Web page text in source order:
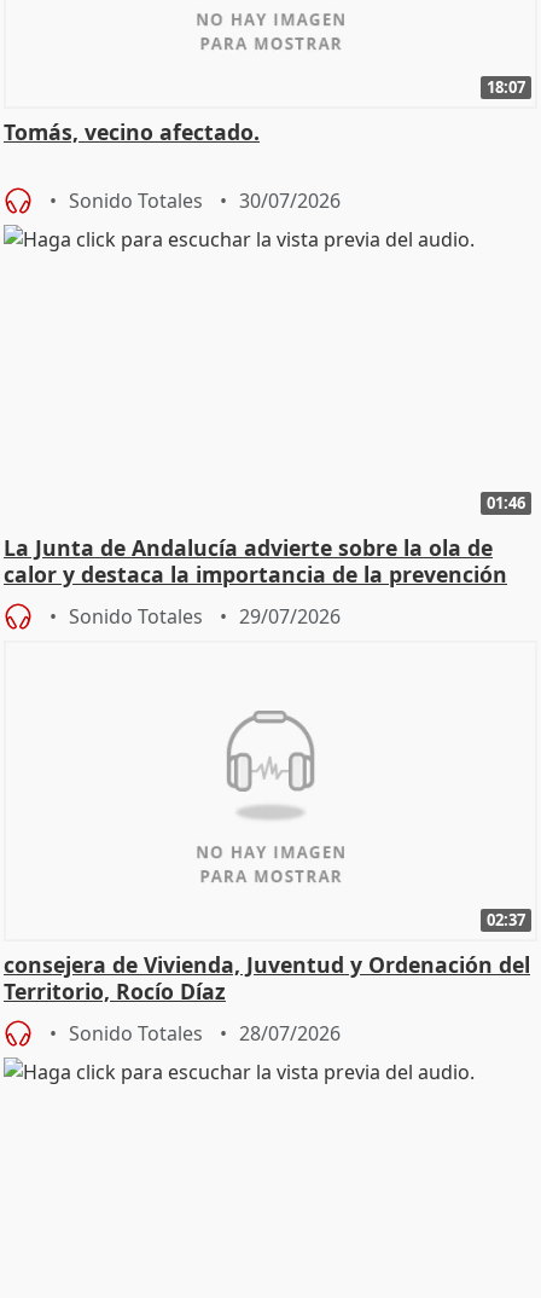
18:07
Tomás, vecino afectado.
Sonido Totales 30/07/2026
01:46
La Junta de Andalucía advierte sobre la ola de
calor y destaca la importancia de la prevención
Sonido Totales 29/07/2026
02:37
consejera de Vivienda, Juventud y Ordenación del
Territorio, Rocío Díaz
Sonido Totales 28/07/2026